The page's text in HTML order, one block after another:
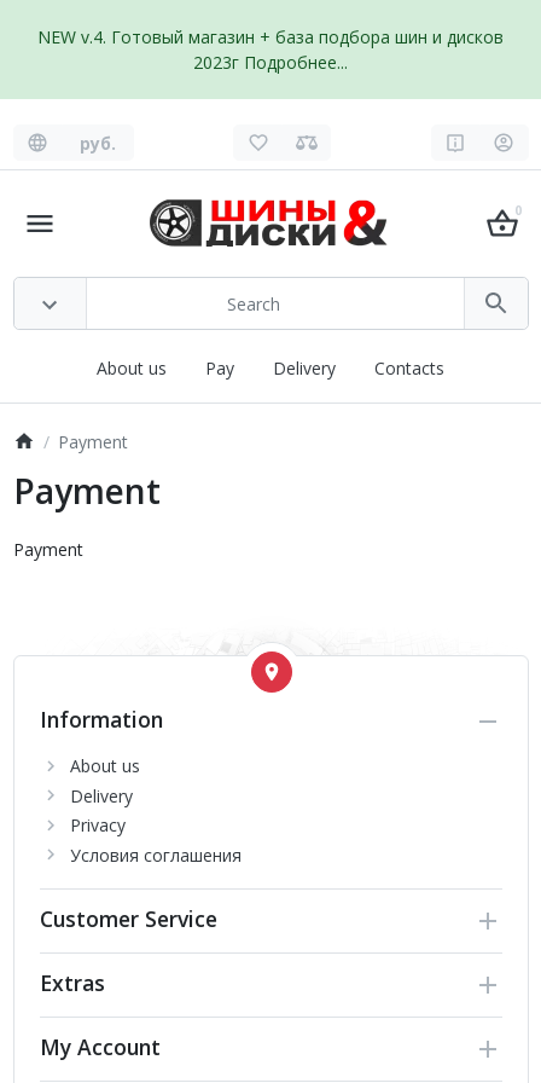
NEW v.4. Готовый магазин + база подбора шин и дисков
2023г Подробнее...
руб.
0
About us Pay Delivery Contacts
Payment
Payment
Payment
Information
About us
Delivery
Privacy
Условия соглашения
Customer Service
Extras
My Account